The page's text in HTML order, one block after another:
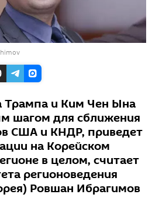
Трампа и Ким Чен Ына
шагом для сближения
США и КНДР, приведет
на Корейском
в целом, считает
регионоведения
Ровшан Ибрагимов